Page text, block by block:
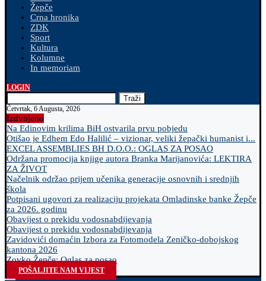
Žepče
Crna hronika
ZDK
Sport
Kultura
Kolumne
In memoriam
LOGIN
Traži
Četvrtak, 6 Augusta, 2026
Izdvojeno
Na Edinovim krilima BiH ostvarila prvu pobjedu
Otišao je Edhem Edo Halilić – vizionar, veliki žepački humanist i...
EXCEL ASSEMBLIES BH D.O.O.: OGLAS ZA POSAO
Održana promocija knjige autora Branka Marijanovića: LEKTIRA
ZA ŽIVOT
Načelnik održao prijem učenika generacije osnovnih i srednjih
škola
Potpisani ugovori za realizaciju projekata Omladinske banke Žepče
za 2026. godinu
Obavijest o prekidu vodosnabdijevanja
Obavijest o prekidu vodosnabdijevanja
Zavidovići domaćin Izbora za Fotomodela Zeničko-dobojskog
kantona 2026
Zovko Žepče: Oglas za posao
POŠALJITE NAM VIJEST